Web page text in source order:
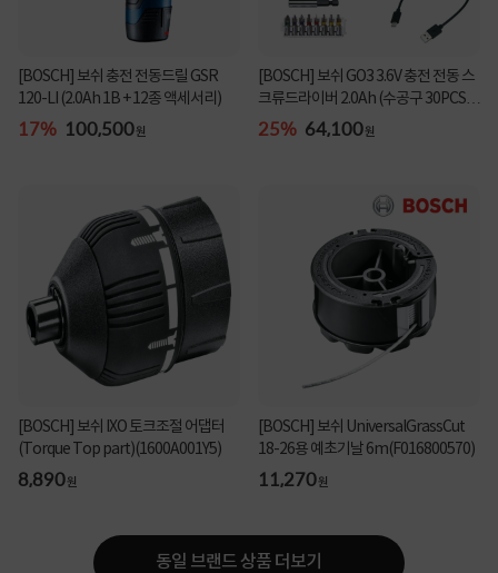
[BOSCH] 보쉬 충전 전동드릴 GSR
120-LI (2.0Ah 1B + 12종 액세서리)
17% 100,500원
[BOSCH] 보쉬 GO3 3.6V 충전 전동 스
크류드라이버 2.0Ah (수공구 30PCS
증정)
25% 64,100원
[BOSCH] 보쉬 IXO 토크조절 어댑터
(Torque Top part)(1600A001Y5)
8,890원
[BOSCH] 보쉬 UniversalGrassCut
18-26용 예초기날 6m(F016800570)
11,270원
동일 브랜드 상품 더보기